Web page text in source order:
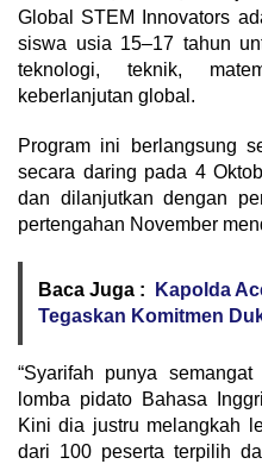
Global STEM Innovators
siswa usia 15–17 tahun
teknologi, teknik,
keberlanjutan global.
Program ini berlangsung
secara daring pada 4
dan dilanjutkan dengan
pertengahan November
Baca Juga :
Kapolda
Tegaskan Komitmen
“Syarifah punya
lomba pidato Bahasa
Kini dia justru melangkah
dari 100 peserta terpilih